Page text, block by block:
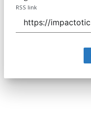
RSS link